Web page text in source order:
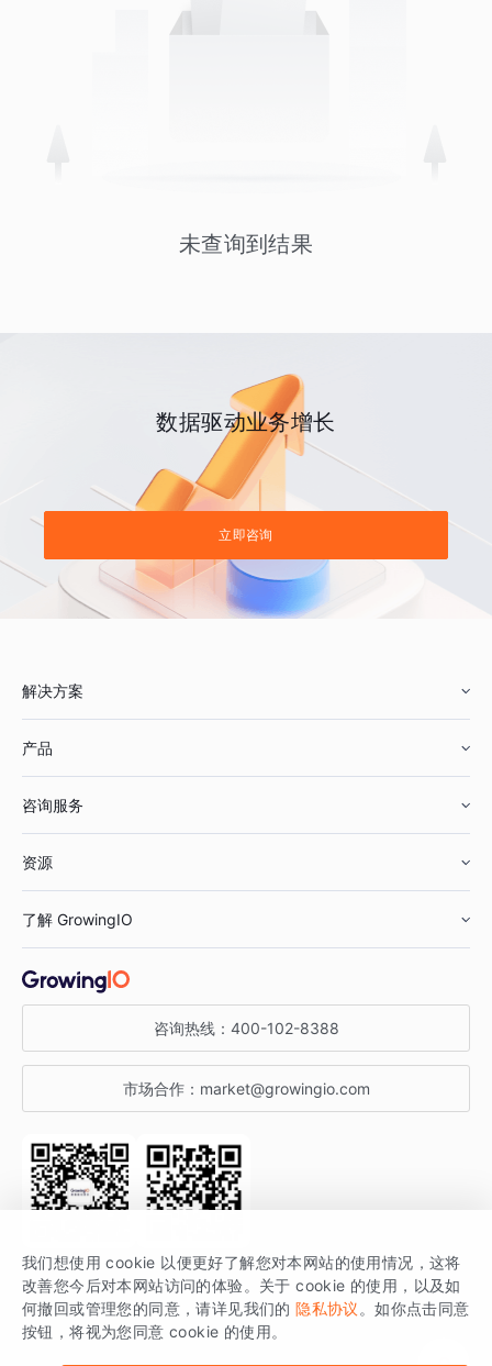
未查询到结果
数据驱动业务增长
立即咨询
解决方案
鞋服行业
汽车行业
金融行业
产品
智能运营
获客分析
咨询服务
资源
增长公开课
增长博客
开发者文档
SDK 文档
场景指南
了解 GrowingIO
关于 GrowingIO
增长大会
行业活动
咨询热线： 400-102-8388
市场合作： market@growingio.com
关注公众号 获取更多干货
GrowingIO 是专注于数据智能分析与增长的品牌，核心平台为 GrowingIO
分析云。
我们想使用 cookie 以便更好了解您对本网站的使用情况，这将
改善您今后对本网站访问的体验。关于 cookie 的使用，以及如
何撤回或管理您的同意，请详见我们的 隐私协议 。如你点击同意
按钮，将视为您同意 cookie 的使用。